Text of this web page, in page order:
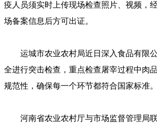
疫人员须实时上传现场检查照片、视频，
场备案信息后方可出证。
运城市农业农村局近日深入食品有限
全进行突击检查，重点检查屠宰过程中肉
规范性，确保每一个环节都符合国家标准。
河南省农业农村厅与市场监督管理局联